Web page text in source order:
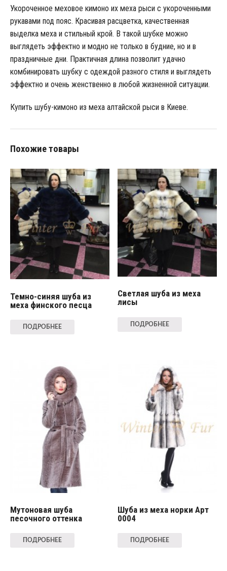
Укороченное меховое кимоно их меха рыси с укороченными
рукавами под пояс. Красивая расцветка, качественная
выделка меха и стильный крой. В такой шубке можно
выглядеть эффектно и модно не только в будние, но и в
праздничные дни. Практичная длина позволит удачно
комбинировать шубку с одеждой разного стиля и выглядеть
эффектно и очень женственно в любой жизненной ситуации.
Купить шубу-кимоно из меха алтайской рыси в Киеве.
Похожие товары
Темно-синяя шуба из
меха финского песца
ПОДРОБНЕЕ
Светлая шуба из меха
лисы
ПОДРОБНЕЕ
Мутоновая шуба
песочного оттенка
ПОДРОБНЕЕ
Шуба из меха норки Арт
0004
ПОДРОБНЕЕ